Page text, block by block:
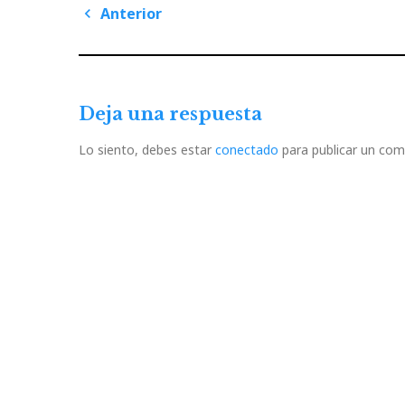
Navegación
de
Anterior
Deja una respuesta
Lo siento, debes estar conectado para publicar un